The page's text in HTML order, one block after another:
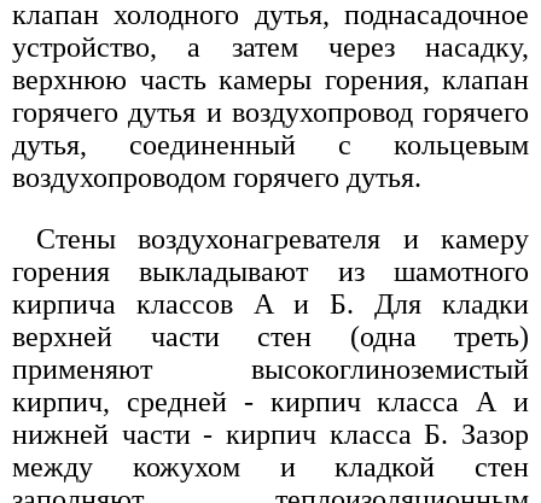
клапан холодного дутья, поднасадочное
устройство, а затем через насадку,
верхнюю часть камеры горения, клапан
горячего дутья и воздухопровод горячего
дутья, соединенный с кольцевым
воздухопроводом горячего дутья.
Стены воздухонагревателя и камеру
горения выкладывают из шамотного
кирпича классов А и Б. Для кладки
верхней части стен (одна треть)
применяют высокоглиноземистый
кирпич, средней - кирпич класса А и
нижней части - кирпич класса Б. Зазор
между кожухом и кладкой стен